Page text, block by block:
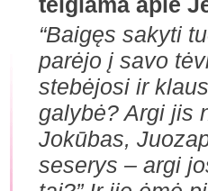
“Baigęs sakyti
parėjo į savo
stebėjosi ir
galybė? Argi jis
Jokūbas,
seserys – argi